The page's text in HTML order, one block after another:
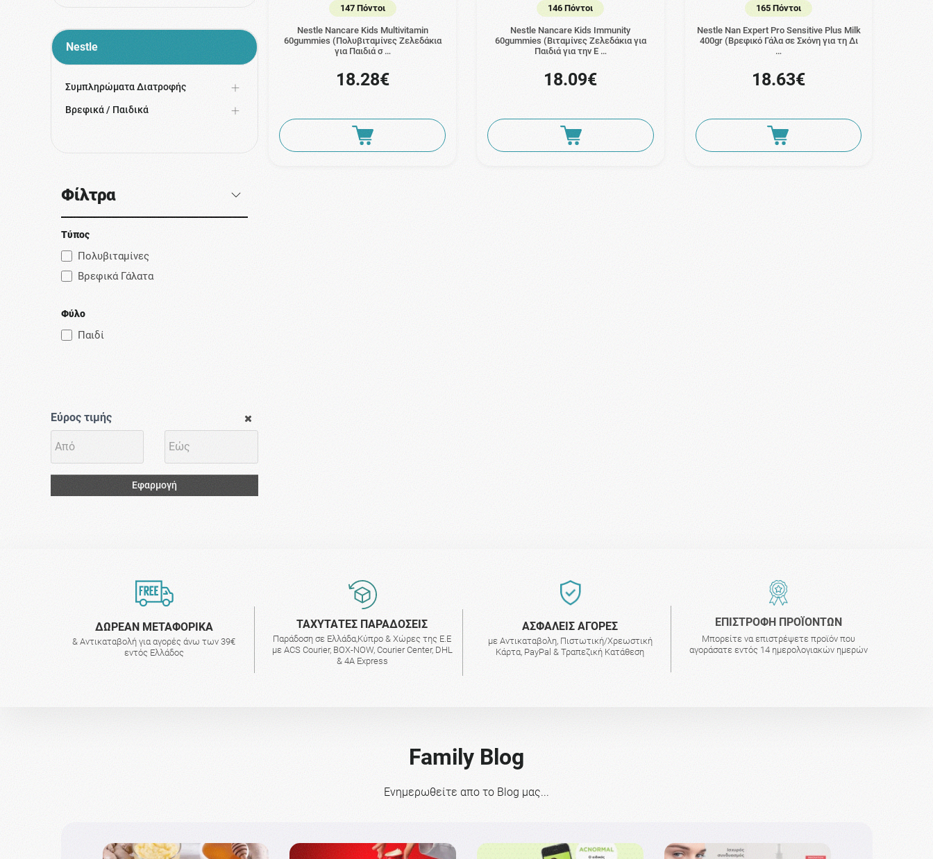
Nestle
Συμπληρώματα Διατροφής
Βρεφικά / Παιδικά
Φίλτρα
Τύπος
Πολυβιταμίνες
Βρεφικά Γάλατα
Φύλο
Παιδί
Εύρος τιμής
Εφαρμογή
147 Πόντοι
Nestle Nancare Kids Multivitamin
60gummies (Πολυβιταμίνες Ζελεδάκια
για Παιδιά σ …
18.28€
146 Πόντοι
Nestle Nancare Kids Immunity
60gummies (Βιταμίνες Ζελεδάκια για
Παιδιά για την Ε …
18.09€
165 Πόντοι
Nestle Nan Expert Pro Sensitive Plus Milk
400gr (Βρεφικό Γάλα σε Σκόνη για τη Δι
…
18.63€
ΔΩΡΕΑΝ ΜΕΤΑΦΟΡΙΚΑ
& Αντικαταβολή για αγορές άνω των 39€
εντός Ελλάδος
ΤΑΧΥΤΑΤΕΣ ΠΑΡΑΔΟΣΕΙΣ
Παράδοση σε Ελλάδα,Κύπρο & Χώρες της Ε.Ε
με ACS Courier, BOX-NOW, Courier Center, DHL
& 4A Express
AΣΦΑΛΕΙΣ ΑΓΟΡΕΣ
με Αντικαταβολη, Πιστωτική/Χρεωστική
Κάρτα, PayPal & Τραπεζική Κατάθεση
ΕΠΙΣΤΡΟΦΗ ΠΡΟΪΟΝΤΩΝ
Μπορείτε να επιστρέψετε προϊόν που
αγοράσατε εντός 14 ημερολογιακών ημερών
Family Blog
Ενημερωθείτε απο το Blog μας...